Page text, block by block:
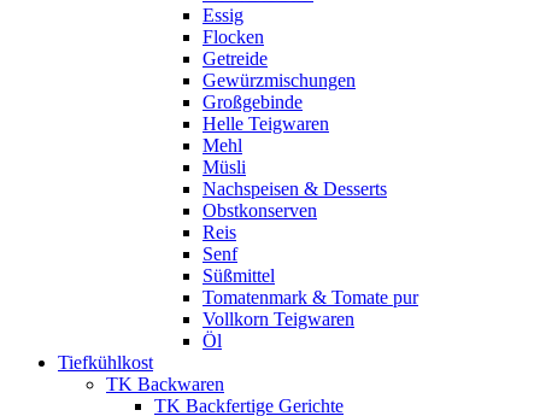
Essig
Flocken
Getreide
Gewürzmischungen
Großgebinde
Helle Teigwaren
Mehl
Müsli
Nachspeisen & Desserts
Obstkonserven
Reis
Senf
Süßmittel
Tomatenmark & Tomate pur
Vollkorn Teigwaren
Öl
Tiefkühlkost
TK Backwaren
TK Backfertige Gerichte